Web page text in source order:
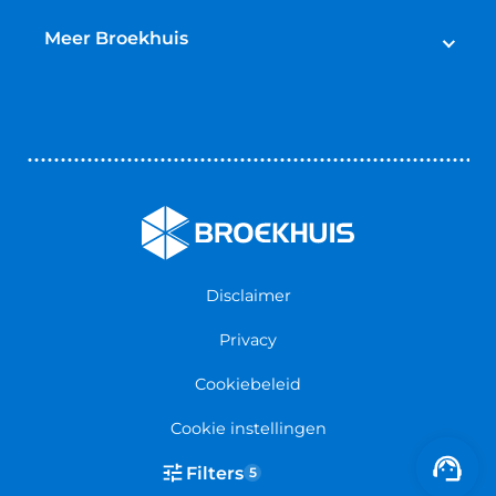
Filters 5
Schadeherstel
Meer Broekhuis
Nieuws & Blogs
Algemene voorwaarden
Disclaimer
Privacy
Cookiebeleid
Cookie instellingen
©2026 Broekhuis